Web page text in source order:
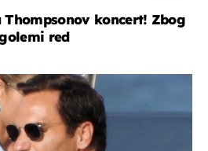
koncert! Zbog
red